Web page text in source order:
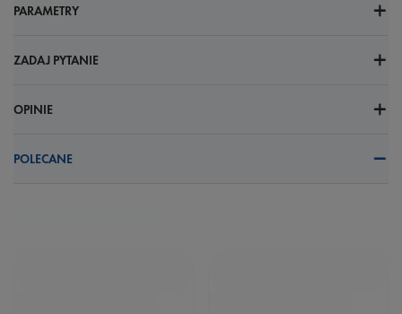
PARAMETRY
ZADAJ PYTANIE
OPINIE
POLECANE